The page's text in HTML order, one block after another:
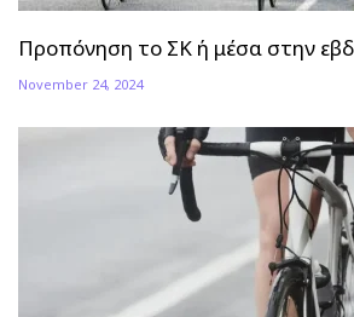
Προπόνηση το ΣΚ ή μέσα στην
November 24, 2024